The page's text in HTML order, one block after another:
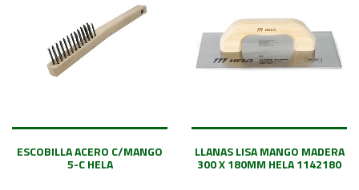
ESCOBILLA ACERO C/MANGO
5-C HELA
LLANAS LISA MANGO MADERA
300 X 180MM HELA 1142180